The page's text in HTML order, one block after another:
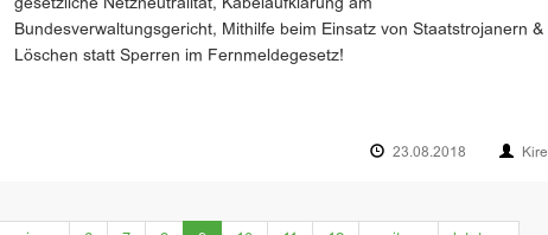
gesetzliche Netzneutralität, Kabelaufklärung am
Bundesverwaltungsgericht, Mithilfe beim Einsatz von Staatstrojanern &
Löschen statt Sperren im Fernmeldegesetz!
23.08.2018 Kire